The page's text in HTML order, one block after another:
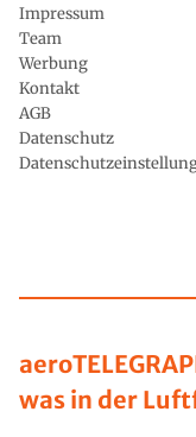
was in der
Impressum
Team
Werbung
Kontakt
AGB
Datenschutz